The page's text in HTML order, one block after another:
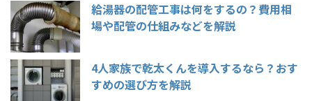
給湯器の配管工事は何をするの？費用相
場や配管の仕組みなどを解説
4人家族で乾太くんを導入するなら？おす
すめの選び方を解説